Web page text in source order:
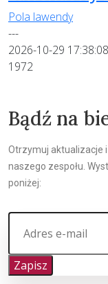
Pola lawendy
---
2026-10-29 17:38:08
1972
Bądź na
Otrzymuj aktualizacje
naszego zespołu.
poniżej:
Zapisz